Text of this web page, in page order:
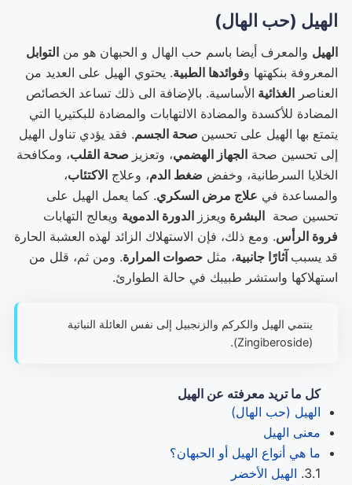
الهيل (حب الهال)
الهيل والمعرف أيضا باسم حب الهال و الحبهان هو من التوابل
المعروفة بنكهتها وفوائدها الطبية. يحتوي الهيل على العديد من
العناصر الغذائية الأساسية. بالإضافة الى ذلك تساعد الخصائص
المضادة للأكسدة والمضادة الالتهابات والمضادة للبكتيريا التي
يتمتع بها الهيل على تحسين صحة الجسم. فقد يؤدي تناول الهيل
إلى تحسين صحة الجهاز الهضمي، وتعزيز صحة القلب، ومكافحة
الخلايا السرطانية، وخفض ضغط الدم، وعلاج الاكتئاب،
والمساعدة في علاج مرض السكري. كما يعمل الهيل على
تحسين صحة البشرة ويعزز الدورة الدموية ويعالج التهابات
فروة الرأس. ومع ذلك، فإن الاستهلاك الزائد لهذه العشبة الحارة
قد يسبب آثارًا جانبية، مثل حصوات المرارة. ومن ثم، قلل من
استهلاكها واستشر طبيبك في حالة الطوارئ.
ينتمي الهيل والكركم والزنجبيل إلى نفس العائلة النباتية
(Zingiberoside).
كل ما تريد معرفته عن الهيل
الهيل (حب الهال)
معنى الهيل
ما هي أنواع الهيل أو الحبهان؟
الهيل الأخضر